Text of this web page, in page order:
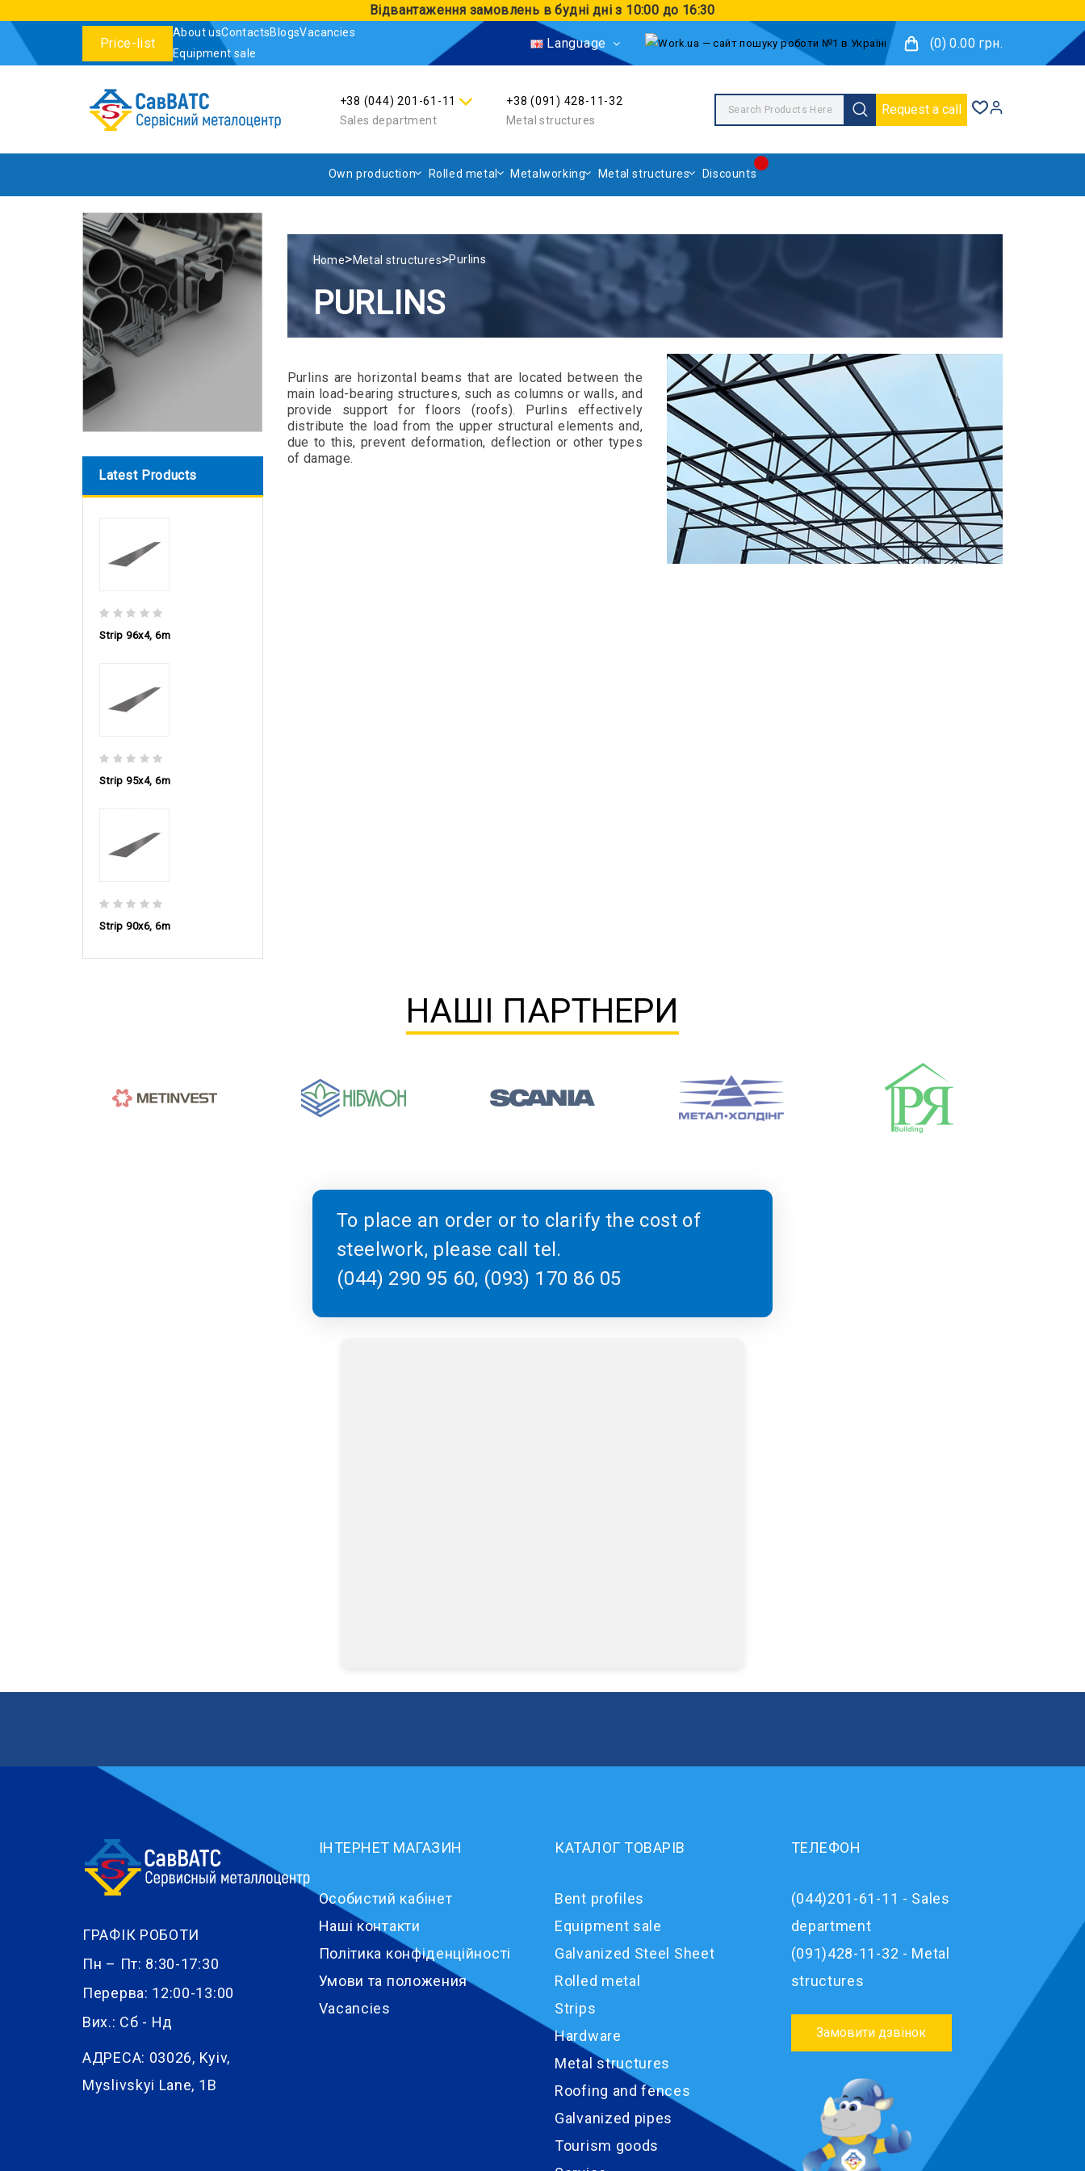
Відвантаження замовлень в будні дні з 10:00 до 16:30
Price-list
About usContactsBlogsVacancies
Equipment sale
Language (0) 0.00 грн.
+38 (044) 201-61-11
Sales department
+38 (091) 428-11-32
Metal structures
Request a call
Own production Rolled metal Metalworking Metal structures Discounts
Latest Products
Strip 96х4, 6m
Strip 95х4, 6m
Strip 90х6, 6m
Home>Metal structures>Purlins
PURLINS
Purlins are horizontal beams that are located between the
main load-bearing structures, such as columns or walls, and
provide support for floors (roofs). Purlins effectively
distribute the load from the upper structural elements and,
due to this, prevent deformation, deflection or other types
of damage.
НАШІ ПАРТНЕРИ
To place an order or to clarify the cost of
steelwork, please call tel.
(044) 290 95 60, (093) 170 86 05
ГРАФІК РОБОТИ
Пн – Пт: 8:30-17:30
Перерва: 12:00-13:00
Вих.: Сб - Нд
АДРЕСА: 03026, Kyiv,
Myslivskyi Lane, 1B
ІНТЕРНЕТ МАГАЗИН
Особистий кабінет
Наші контакти
Політика конфіденційності
Умови та положения
Vacancies
КАТАЛОГ ТОВАРІВ
Bent profiles
Equipment sale
Galvanized Steel Sheet
Rolled metal
Strips
Hardware
Metal structures
Roofing and fences
Galvanized pipes
Tourism goods
ТЕЛЕФОН
(044)201-61-11 - Sales
department
(091)428-11-32 - Metal
structures
Замовити дзвінок